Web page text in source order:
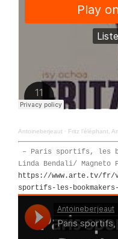
Antoineberjeaut · Fritz l’éléphant,
– Paris sportifs, les
Linda Bendali/ Magneto
https://www.arte.tv/fr/
sportifs-les-